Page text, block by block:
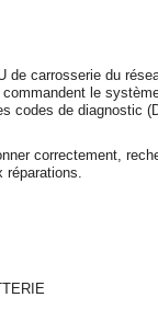
de carrosserie du
le
codes de diagnostic
correctement,
réparations.